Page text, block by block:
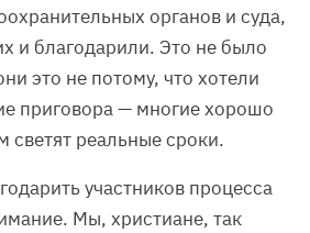
органов и суда,
и благодарили. Это не было
это не потому, что хотели
приговора — многие хорошо
светят реальные сроки.
участников процесса
Мы, христиане, так